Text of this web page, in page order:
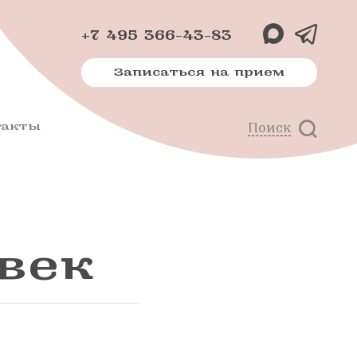
+7 495 366-43-83
Записаться на прием
Поиск